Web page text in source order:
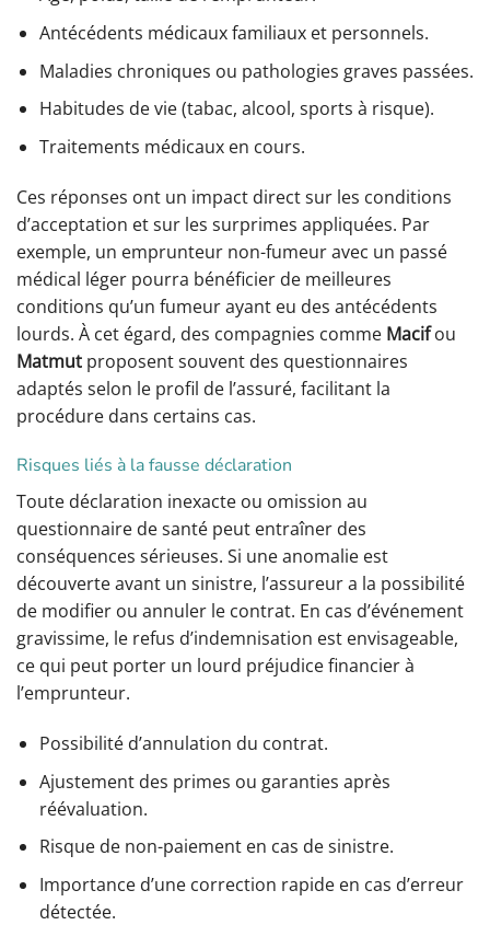
Antécédents médicaux familiaux et personnels.
Maladies chroniques ou pathologies graves passées.
Habitudes de vie (tabac, alcool, sports à risque).
Traitements médicaux en cours.
Ces réponses ont un impact direct sur les conditions
d’acceptation et sur les surprimes appliquées. Par
exemple, un emprunteur non-fumeur avec un passé
médical léger pourra bénéficier de meilleures
conditions qu’un fumeur ayant eu des antécédents
lourds. À cet égard, des compagnies comme Macifou
Matmut proposent souvent des questionnaires
adaptés selon le profil de l’assuré, facilitant la
procédure dans certains cas.
Risques liés à la fausse déclaration
Toute déclaration inexacte ou omission au
questionnaire de santé peut entraîner des
conséquences sérieuses. Si une anomalie est
découverte avant un sinistre, l’assureur a la possibilité
de modifier ou annuler le contrat. En cas d’événement
gravissime, le refus d’indemnisation est envisageable,
ce qui peut porter un lourd préjudice financier à
l’emprunteur.
Possibilité d’annulation du contrat.
Ajustement des primes ou garanties après
réévaluation.
Risque de non-paiement en cas de sinistre.
Importance d’une correction rapide en cas d’erreur
détectée.